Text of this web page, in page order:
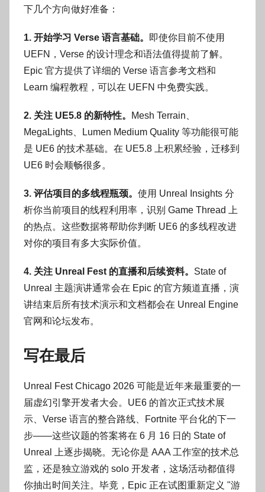
下几个方向做好准备：
1. 开始学习 Verse 语言基础。
即使你目前不使用
UEFN，Verse 的设计理念和语法值得提前了解。
Epic 官方提供了详细的 Verse 语言参考文档和
Learn 编程教程，可以在 UEFN 中免费实践。
2. 关注 UE5.8 的新特性。
Mesh Terrain、
MegaLights、Lumen Medium Quality 等功能很可能
是 UE6 的技术基础。在 UE5.8 上积累经验，迁移到
UE6 时会顺畅很多。
3. 评估项目的多线程瓶颈。 使用 Unreal Insights 分
析你当前项目的线程利用率，识别 Game Thread 上
的热点。这些数据将帮助你判断 UE6 的多线程改进
对你的项目有多大实际价值。
4. 关注 Unreal Fest 的直播和后续资料。 State of
Unreal 主题演讲通常会在 Epic 的官方频道直播，演
讲结束后所有技术演示和文档都会在 Unreal Engine
官网和论坛发布。
写在最后
Unreal Fest Chicago 2026 可能是近年来最重要的一
届虚幻引擎开发者大会。UE6 的首次正式技术展
示、Verse 语言的整合路线、Fortnite 平台化的下一
步——这些议题的答案将在 6 月 16 日的 State of
Unreal 上逐步揭晓。无论你是 AAA 工作室的技术总
监，还是独立游戏的 solo 开发者，这场活动都值得
你抽出时间关注。毕竟，Epic 正在试图重新定义 "游